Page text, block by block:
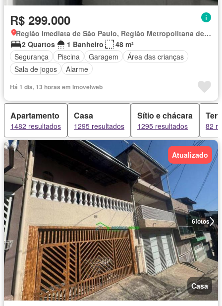
R$ 299.000
Região Imediata de São Paulo, Região Metropolitana de São Paulo
2 Quartos
1 Banheiro
48 m²
Segurança
Piscina Garagem
Área das crianças
Sala de jogos
Alarme
Há 1 dia, 13 horas em Imovelweb
Apartamento
1482 resultados
Casa
1295 resultados
Sítio e chácara
1295 resultados 82
6fotos
Atualizado
Casa